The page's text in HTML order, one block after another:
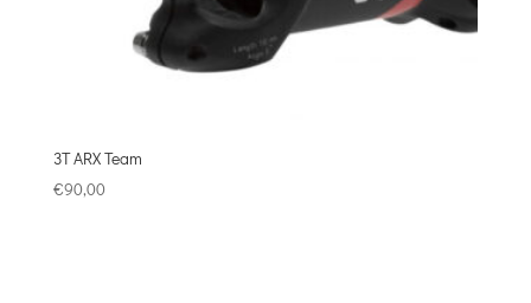
3T ARX Team
€90,00